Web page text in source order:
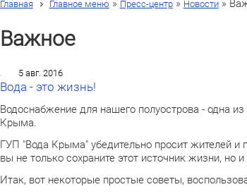
Главная Главное меню » Пресс-центр» Новости»
Важное
5 авг. 2016
Вода - это жизнь!
Водоснабжение для нашего полуострова - одна
Крыма.
ГУП "Вода Крыма" убедительно просит жителей и
вы не только сохраните этот источник жизни, но
Итак, вот некоторые простые советы,